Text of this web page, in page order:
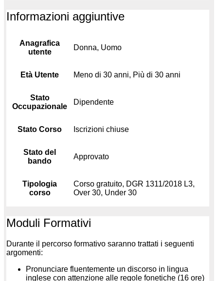
Informazioni aggiuntive
Anagrafica
utente
Donna, Uomo
Età Utente Meno di 30 anni, Più di 30 anni
Stato
Occupazionale
Dipendente
Stato Corso Iscrizioni chiuse
Stato del
bando
Approvato
Tipologia
corso
Corso gratuito, DGR 1311/2018 L3,
Over 30, Under 30
Moduli Formativi
Durante il percorso formativo saranno trattati i seguenti
argomenti:
Pronunciare fluentemente un discorso in lingua
inglese con attenzione alle regole fonetiche (16 ore)